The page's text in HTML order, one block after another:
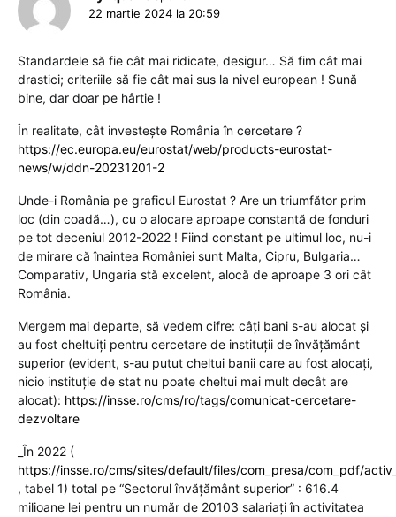
22 martie 2024 la 20:59
Standardele să fie cât mai ridicate, desigur… Să fim cât mai
drastici; criteriile să fie cât mai sus la nivel european ! Sună
bine, dar doar pe hârtie !
În realitate, cât investeşte România în cercetare ?
https://ec.europa.eu/eurostat/web/products-eurostat-
news/w/ddn-20231201-2
Unde-i România pe graficul Eurostat ? Are un triumfător prim
loc (din coadă…), cu o alocare aproape constantă de fonduri
pe tot deceniul 2012-2022 ! Fiind constant pe ultimul loc, nu-i
de mirare că înaintea României sunt Malta, Cipru, Bulgaria…
Comparativ, Ungaria stă excelent, alocă de aproape 3 ori cât
România.
Mergem mai departe, să vedem cifre: câţi bani s-au alocat şi
au fost cheltuiţi pentru cercetare de instituţii de învăţământ
superior (evident, s-au putut cheltui banii care au fost alocaţi,
nicio instituţie de stat nu poate cheltui mai mult decât are
alocat): https://insse.ro/cms/ro/tags/comunicat-cercetare-
dezvoltare
_În 2022 (
https://insse.ro/cms/sites/default/files/com_presa/com_pdf/
, tabel 1) total pe “Sectorul învăţământ superior” : 616.4
milioane lei pentru un număr de 20103 salariaţi în activitatea